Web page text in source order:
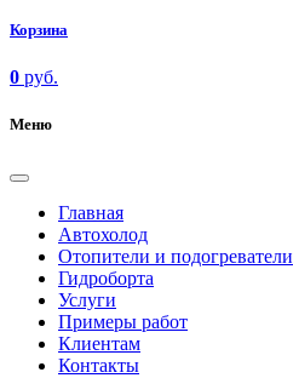
Корзина
0 руб.
Меню
Главная
Автохолод
Отопители и подогреватели
Гидроборта
Услуги
Примеры работ
Клиентам
Контакты